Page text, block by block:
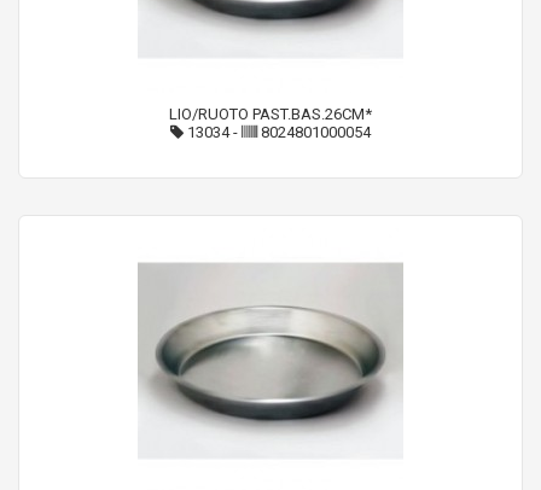
LIO/RUOTO PAST.BAS.26CM*
13034- 8024801000054